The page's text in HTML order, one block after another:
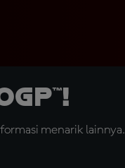
menarik lainnya.